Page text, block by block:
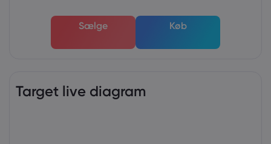
Sælge Køb
Target live diagram